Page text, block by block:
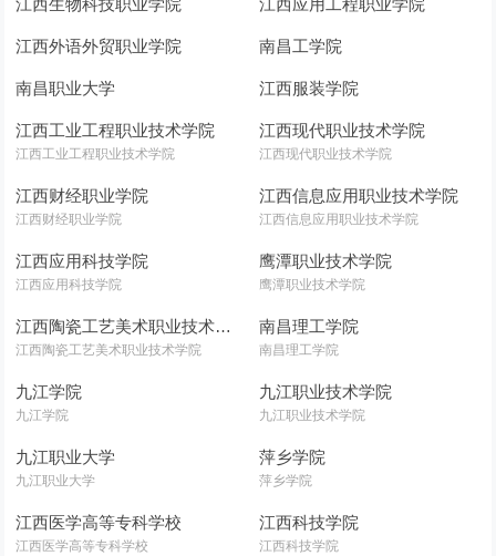
江西生物科技职业学院 江西应用工程职业学院
江西外语外贸职业学院 南昌工学院
南昌职业大学 江西服装学院
江西工业工程职业技术学院
江西工业工程职业技术学院
江西现代职业技术学院
江西现代职业技术学院
江西财经职业学院
江西财经职业学院
江西信息应用职业技术学院
江西信息应用职业技术学院
江西应用科技学院
江西应用科技学院
鹰潭职业技术学院
鹰潭职业技术学院
江西陶瓷工艺美术职业技术学院
江西陶瓷工艺美术职业技术学院
南昌理工学院
南昌理工学院
九江学院
九江学院
九江职业技术学院
九江职业技术学院
九江职业大学
九江职业大学
萍乡学院
萍乡学院
江西医学高等专科学校
江西医学高等专科学校
江西科技学院
江西科技学院